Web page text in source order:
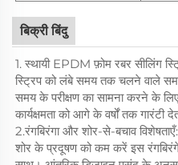
बिक्री बिंदु
1. स्थायी EPDM फ़ोम रबर सीलिंग
स्ट्रिप को लंबे समय तक चलने वाले
समय के परीक्षण का सामना करने के
कार्यक्षमता को आगे के वर्षों तक गारंटी
2.रंगबिरंगा और शोर-से-बचाव
शोर के प्रदूषण को कम करें इस